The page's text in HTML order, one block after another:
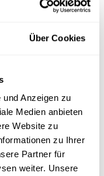
Über Cookies
Anzeigen zu
Medien anbieten
Website zu
zu Ihrer
Partner für
weiter. Unsere
2,82 m 2 Stk.